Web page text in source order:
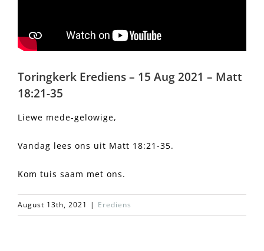
Toringkerk Erediens – 15 Aug 2021 – Matt
18:21-35
Liewe mede-gelowige,
Vandag lees ons uit Matt 18:21-35.
Kom tuis saam met ons.
August 13th, 2021 | Erediens